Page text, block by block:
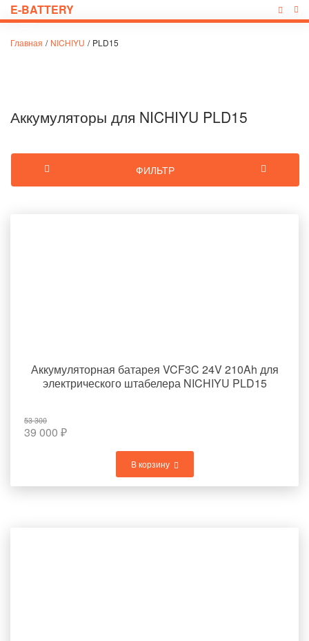
E-BATTERY
Главная / NICHIYU / PLD15
Аккумуляторы для NICHIYU PLD15
Аккумуляторная батарея VCF3C 24V 210Ah для
электрического штабелера NICHIYU PLD15
53 300
39 000 ₽
В корзину
ФИЛЬТР